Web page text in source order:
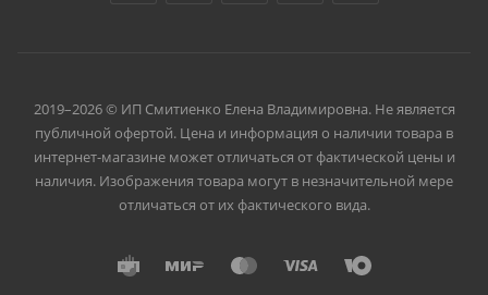
2019–2026 © ИП Смитиенко Елена Владимировна. Не является
публичной офертой. Цена и информация о наличии товара в
интернет-магазине может отличаться от фактической цены и
наличия. Изображения товара могут в незначительной мере
отличаться от их фактического вида.